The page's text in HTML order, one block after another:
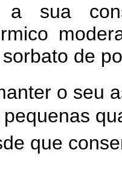
sua
de
o seu
que